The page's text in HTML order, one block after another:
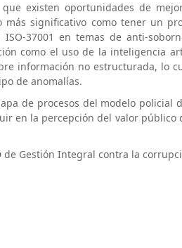
existen oportunidades de
más significativo como tener un
37001 en temas de anti-
como el uso de la inteligencia
información no estructurada, lo
de anomalías.
de procesos del modelo
en la percepción del valor público
de Gestión Integral contra la